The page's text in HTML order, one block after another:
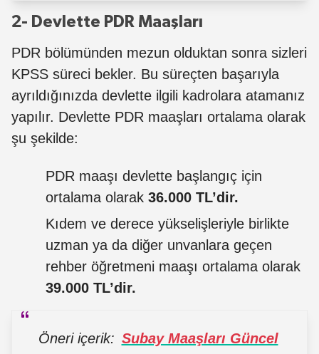
2- Devlette PDR Maaşları
PDR bölümünden mezun olduktan sonra sizleri
KPSS süreci bekler. Bu süreçten başarıyla
ayrıldığınızda devlette ilgili kadrolara atamanız
yapılır. Devlette PDR maaşları ortalama olarak
şu şekilde:
PDR maaşı devlette başlangıç için
ortalama olarak 36.000 TL’dir.
Kıdem ve derece yükselişleriyle birlikte
uzman ya da diğer unvanlara geçen
rehber öğretmeni maaşı ortalama olarak
39.000 TL’dir.
Öneri içerik: Subay Maaşları Güncel